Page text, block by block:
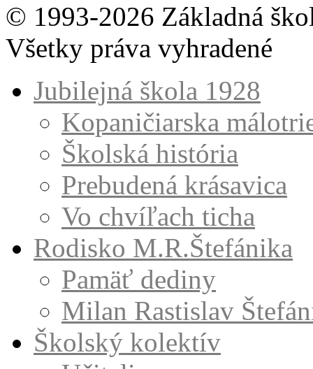
© 1993-2026 Základná
Všetky práva vyhradené
Jubilejná škola 1928
Kopaničiarska
Školská história
Prebudená krásavica
Vo chvíľach ticha
Rodisko M.R.Štefánika
Pamäť dediny
Milan Rastislav
Školský kolektív